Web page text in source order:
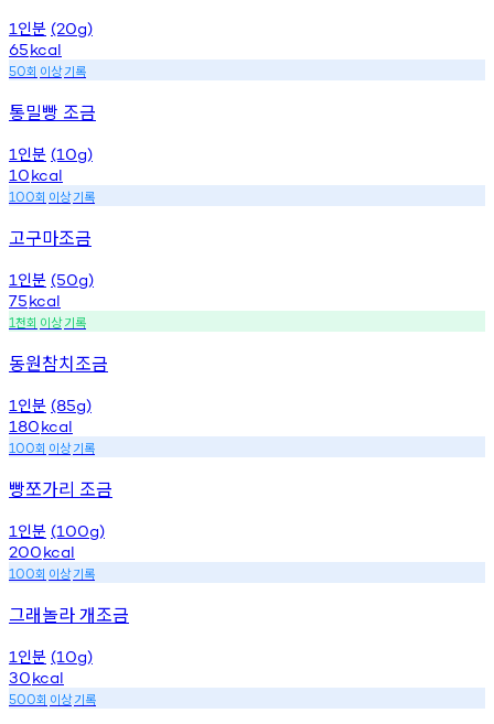
1 인분 (20g)
65kcal
50회 이상기록
통밀빵 조금
1 인분 (10g)
10kcal
100회 이상기록
고구마조금
1 인분 (50g)
75kcal
1천회 이상기록
동원참치조금
1 인분 (85g)
180kcal
100회 이상기록
빵쪼가리 조금
1 인분 (100g)
200kcal
100회 이상기록
그래놀라 개조금
1 인분 (10g)
30kcal
500회 이상기록